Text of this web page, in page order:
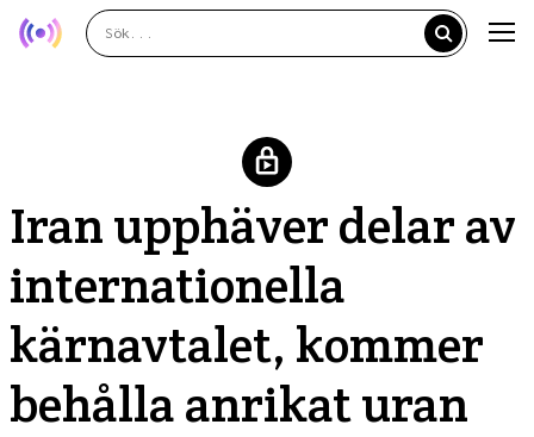
Iran upphäver delar av
internationella
kärnavtalet, kommer
behålla anrikat uran